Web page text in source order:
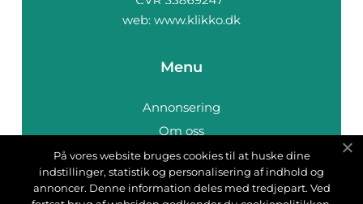
web: www.klikko.dk
Menu
Annonsering
Om oss
Cookies
Kontakta oss
Sitemap
På vores website bruges cookies til at huske dine
indstillinger, statistik og personalisering af indhold og
annoncer. Denne information deles med tredjepart. Ved